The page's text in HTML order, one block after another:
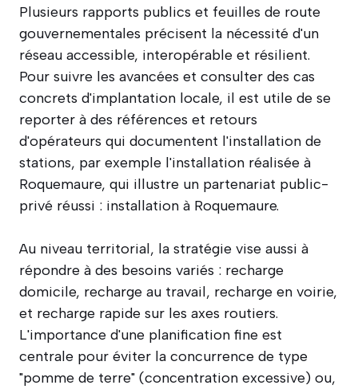
Plusieurs rapports publics et feuilles de route
gouvernementales précisent la nécessité d'un
réseau accessible, interopérable et résilient.
Pour suivre les avancées et consulter des cas
concrets d'implantation locale, il est utile de se
reporter à des références et retours
d'opérateurs qui documentent l'installation de
stations, par exemple l'installation réalisée à
Roquemaure, qui illustre un partenariat public-
privé réussi : installation à Roquemaure.
Au niveau territorial, la stratégie vise aussi à
répondre à des besoins variés : recharge
domicile, recharge au travail, recharge en voirie,
et recharge rapide sur les axes routiers.
L'importance d'une planification fine est
centrale pour éviter la concurrence de type
"pomme de terre" (concentration excessive) ou,